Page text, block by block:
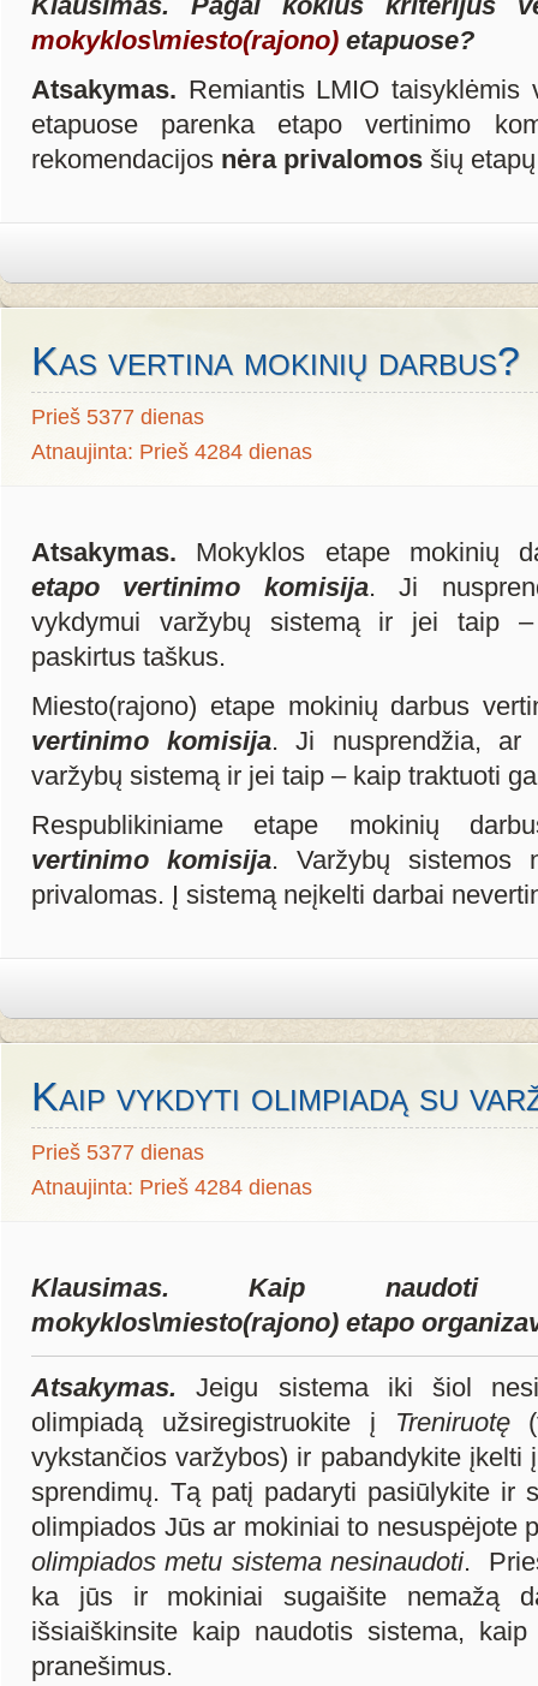
Klausimas. Pagal kokius kriterijus
mokyklos\miesto(rajono) etapuose?
Atsakymas. Remiantis LMIO taisyklėmis
etapuose parenka etapo vertinimo
rekomendacijos nėra privalomos šių
Kas vertina mokinių darbus?
Prieš 5377 dienas
Atnaujinta: Prieš 4284 dienas
Atsakymas. Mokyklos etape mokinių
etapo vertinimo komisija. Ji
vykdymui varžybų sistemą ir jei taip
paskirtus taškus.
Miesto(rajono) etape mokinių darbus
vertinimo komisija. Ji nusprendžia, ar
varžybų sistemą ir jei taip – kaip traktuoti
Respublikiniame etape mokinių
vertinimo komisija. Varžybų sistemos
privalomas. Į sistemą neįkelti darbai
Kaip vykdyti olimpiadą su
Prieš 5377 dienas
Atnaujinta: Prieš 4284 dienas
Klausimas. Kaip naudoti
mokyklos\miesto(rajono) etapo
Atsakymas.Jeigu sistema iki šiol
olimpiadą užsiregistruokite į
Treniruotę
vykstančios varžybos) ir pabandykite įkelti
sprendimų. Tą patį padaryti pasiūlykite ir
olimpiados Jūs ar mokiniai to nesuspėjote
olimpiados metu sistema nesinaudoti.
ka jūs ir mokiniai sugaišite nemažą
išsiaiškinsite kaip naudotis sistema,
pranešimus.